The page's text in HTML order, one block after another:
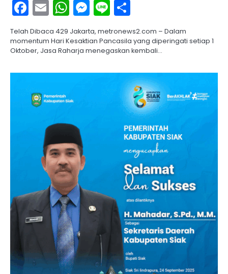
Facebook
EmailWhatsApp
Messenger
Line
Telah Dibaca 429 Jakarta, metronews2.com – Dalam
momentum Hari Kesaktian Pancasila yang diperingati setiap 1
Oktober, Jasa Raharja menegaskan kembali…